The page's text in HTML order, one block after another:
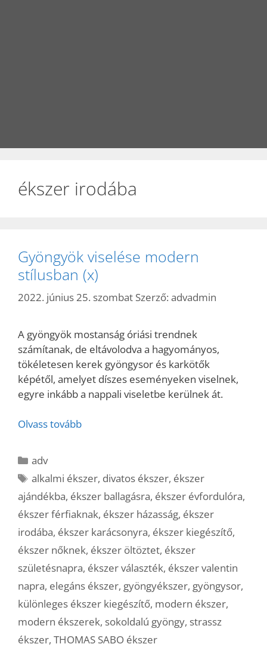
ékszer irodába
Gyöngyök viselése modern
stílusban (x)
2022. június 25. szombat Szerző: advadmin
A gyöngyök mostanság óriási trendnek
számítanak, de eltávolodva a hagyományos,
tökéletesen kerek gyöngysor és karkötők
képétől, amelyet díszes eseményeken viselnek,
egyre inkább a nappali viseletbe kerülnek át.
Olvass tovább
Kategória
adv
Címkék
alkalmi ékszer, divatos ékszer, ékszer
ajándékba, ékszer ballagásra, ékszer évfordulóra,
ékszer férfiaknak, ékszer házasság, ékszer
irodába, ékszer karácsonyra, ékszer kiegészítő,
ékszer nőknek, ékszer öltöztet, ékszer
születésnapra, ékszer választék, ékszer valentin
napra, elegáns ékszer, gyöngyékszer, gyöngysor,
különleges ékszer kiegészítő, modern ékszer,
modern ékszerek, sokoldalú gyöngy, strassz
ékszer, THOMAS SABO ékszer